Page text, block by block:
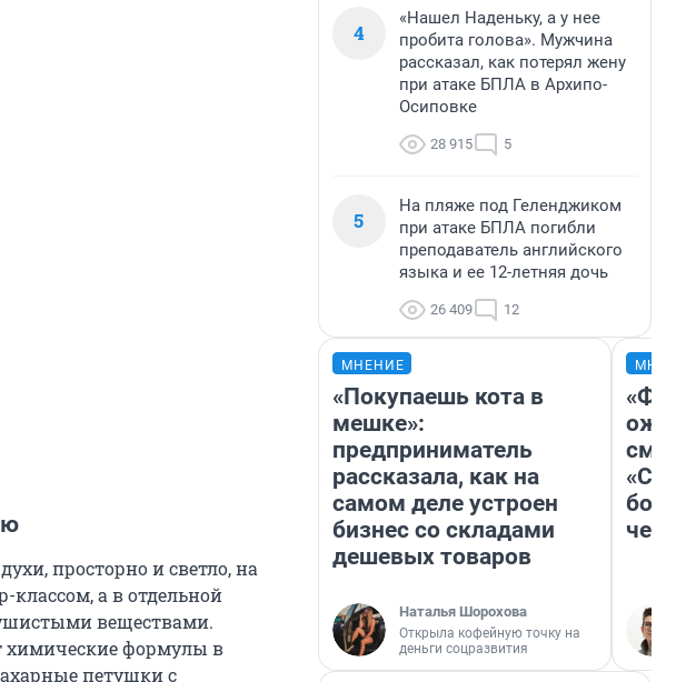
просторно и светло, на
классом, а в отдельной
веществами.
химические формулы в
петушки с
4
«Нашел Наденьку, а у нее
пробита голова». Мужчина
рассказал, как потерял жену
при атаке БПЛА в Архипо-
Осиповке
28 915 5
5
На пляже под Геленджиком
при атаке БПЛА погибли
преподаватель английского
языка и ее 12-летняя дочь
26 409 12
МНЕНИЕ
«Покупаешь кота в
мешке»:
предприниматель
рассказала, как на
самом деле устроен
бизнес со складами
дешевых товаров
Наталья Шорохова
Открыла кофейную точку на
деньги соцразвития